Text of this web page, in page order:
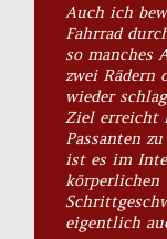
Auch ich
Fahrrad
so manches
zwei Rädern
wieder
Ziel erreicht
Passanten
ist es im
körperlichen
eigentlich